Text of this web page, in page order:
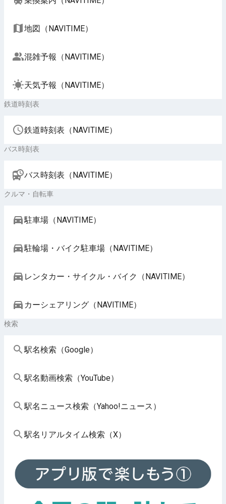
地図（NAVITIME）
混雑予報（NAVITIME）
天気予報（NAVITIME）
鉄道時刻表
鉄道時刻表（NAVITIME）
バス時刻表
バス時刻表（NAVITIME）
クルマ・自転車
駐車場（NAVITIME）
駐輪場・バイク駐車場（NAVITIME）
レンタカー・サイクル・バイク（NAVITIME）
カーシェアリング（NAVITIME）
検索
駅名検索（Google）
駅名動画検索（YouTube）
駅名ニュース検索（Yahoo!ニュース）
駅名リアルタイム検索（X）